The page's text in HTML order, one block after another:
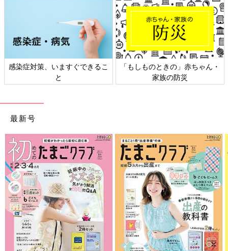
感染症対策、いますぐできるこ
と
「もしものときの」赤ちゃん・
家族の防災
最新号